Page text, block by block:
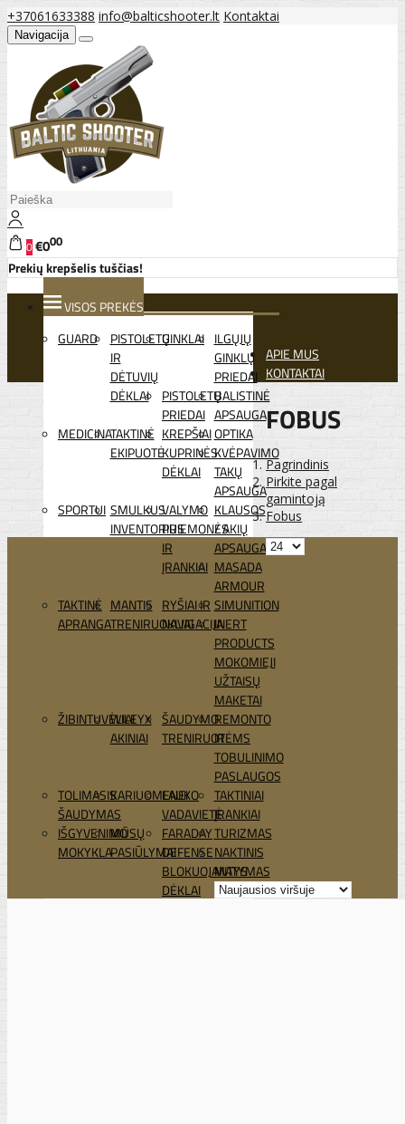
+37061633388 info@balticshooter.lt Kontaktai
Navigacija
0€000
Prekių krepšelis tuščias!
VISOS PREKĖS
GUARD
PISTOLETŲ
IR
DĖTUVIŲ
DĖKLAI
GINKLAI ILGŲJŲ
GINKLŲ
PRIEDAI
PISTOLETŲ
PRIEDAI
BALISTINĖ
APSAUGA
MEDICINATAKTINĖ
EKIPUOTĖ
KREPŠIAI
KUPRINĖS
DĖKLAI
OPTIKA
KVĖPAVIMO
TAKŲ
APSAUGA
SPORTUI SMULKUS
INVENTORIUS
VALYMO
PRIEMONĖS
IR
ĮRANKIAI
KLAUSOS
/ AKIŲ
APSAUGA
MASADA
ARMOUR
TAKTINĖ
APRANGA
MANTIS
TRENIRUOKLIAI
RYŠIAI IR
NAVIGACIJA
SIMUNITION
INERT
PRODUCTS
MOKOMIEJI
UŽTAISŲ
MAKETAI
ŽIBINTUVĖLIAI
WILEYX
AKINIAI
ŠAUDYMO
TRENIRUOTĖMS
REMONTO
IR
TOBULINIMO
PASLAUGOS
TOLIMASIS
ŠAUDYMAS
KARIUOMENEI
LAUKO
VADAVIETĖ
TAKTINIAI
ĮRANKIAI
IŠGYVENIMO
MOKYKLA
MŪSŲ
PASIŪLYMAI
FARADAY
DEFENSE
BLOKUOJANTYS
DĖKLAI
TURIZMAS
NAKTINIS
MATYMAS
APIE MUS
KONTAKTAI
FOBUS
Pagrindinis
Pirkite pagal
gamintoją
Fobus